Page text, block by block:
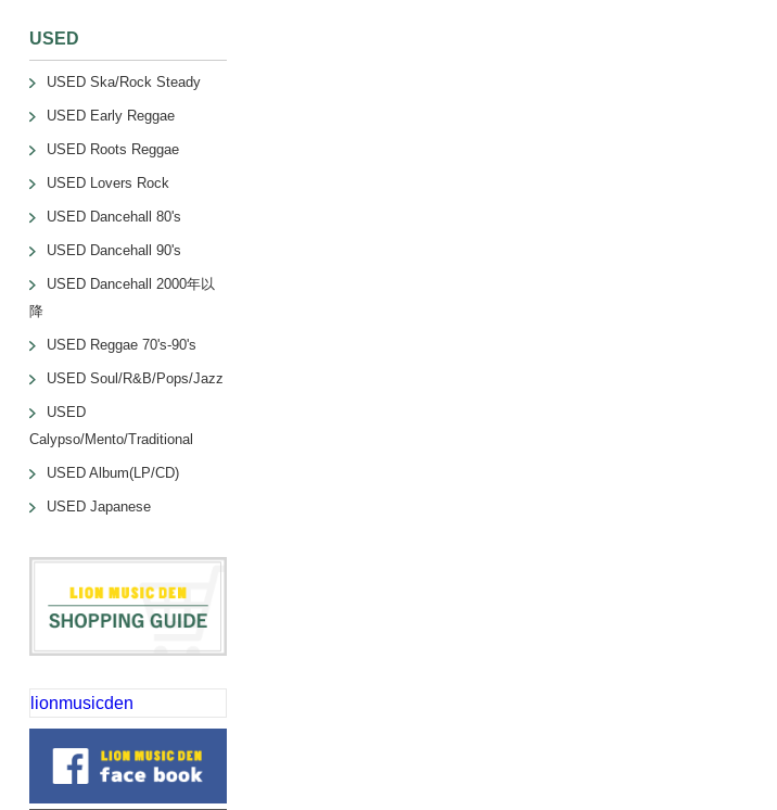
USED
USED Ska/Rock Steady
USED Early Reggae
USED Roots Reggae
USED Lovers Rock
USED Dancehall 80's
USED Dancehall 90's
USED Dancehall 2000年以
降
USED Reggae 70's-90's
USED Soul/R&B/Pops/Jazz
USED
Calypso/Mento/Traditional
USED Album(LP/CD)
USED Japanese
lionmusicden